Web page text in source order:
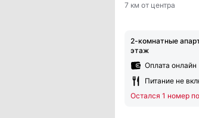
7 км от центра
2-комнатные
этаж
Оплата онлайн
Питание не
Остался 1 номер